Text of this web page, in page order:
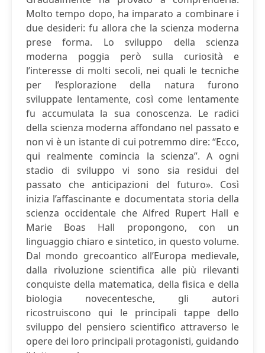
Molto tempo dopo, ha imparato a combinare i
due desideri: fu allora che la scienza moderna
prese forma. Lo sviluppo della scienza
moderna poggia però sulla curiosità e
l’interesse di molti secoli, nei quali le tecniche
per l’esplorazione della natura furono
sviluppate lentamente, così come lentamente
fu accumulata la sua conoscenza. Le radici
della scienza moderna affondano nel passato e
non vi è un istante di cui potremmo dire: “Ecco,
qui realmente comincia la scienza”. A ogni
stadio di sviluppo vi sono sia residui del
passato che anticipazioni del futuro». Così
inizia l’affascinante e documentata storia della
scienza occidentale che Alfred Rupert Hall e
Marie Boas Hall propongono, con un
linguaggio chiaro e sintetico, in questo volume.
Dal mondo grecoantico all’Europa medievale,
dalla rivoluzione scientifica alle più rilevanti
conquiste della matematica, della fisica e della
biologia novecentesche, gli autori
ricostruiscono qui le principali tappe dello
sviluppo del pensiero scientifico attraverso le
opere dei loro principali protagonisti, guidando